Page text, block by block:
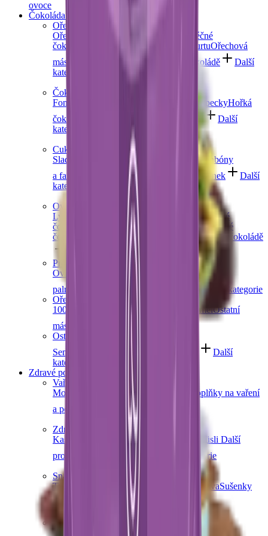
ovoce
Čokoláda a sladkosti
Ořechy v čokoládě
Ořechy v hořké čokoládě
Ořechy v mléčné
čokoládě
Ořechy v bílé čokoládě a jogurtuOřechová
másla s čokoládou
Ořechový mix v čokoládě
Další
kategorie
Čokoládové mlsání
Fondány a nugáty
Čokoládové hrudky a peckyHořká
čokoláda
Bílá čokoláda
Další
kategorie
Cukrovinky a želé
Sladkosti bez cukru
Slaný karamel
Želé bonbóny
a fazolky
Lékořice a pendreky Mix cukrovinek
Další
kategorie
Ovoce v čokoládě
Lyofilizované ovoce v čokoládě
Ovoce v hořké
čokoládě
Ovoce v mléčné čokoládě
Ovoce v bílé
čokoládě a jogurtu
Jablečné trubičky máčené v čokoládě
Prémiové čokolády
Ovocná čokoláda
Slaný karamel
Čokolády bez
palmového oleje
Čokolády bez cukru
Další kategorie
Ořechová másla
100% ořechová
S čokoládou Slaný karamelOstatní
másla a pasty
Ostatní sladkosti
Semínka v čokoládě
Čokoládové směsi
Další
kategorie
Zdravé potraviny
Vaření a pečení
Mouky
Ovocné pasty
Doplňky na vaření
a pečení
Další kategorie
Zdravá snídaně
Kaše
Müsli a granola Ovoce do müsli Další
produkty zdravé snídaně
Další kategorie
Snacky
Tyčinky
Bezlepkové křupky ChalvaSušenky
Obiloviny a luštěniny